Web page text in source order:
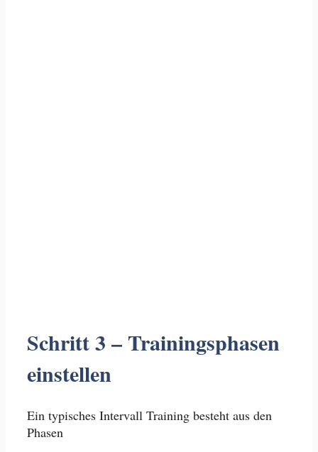
Schritt 3 – Trainingsphasen
einstellen
Ein typisches Intervall Training besteht aus den
Phasen